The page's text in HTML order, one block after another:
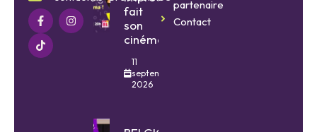
fait
son
cinéma
11
septembre
2026
partenaire
Contact